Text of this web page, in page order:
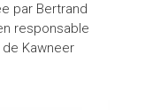
par Bertrand
responsable
Kawneer